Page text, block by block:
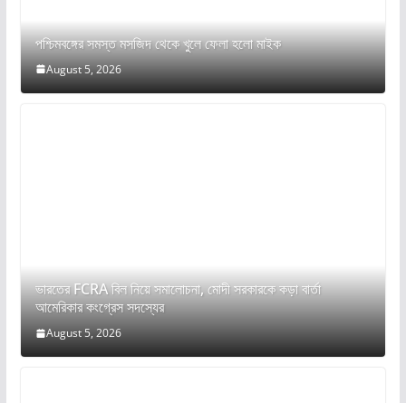
পশ্চিমবঙ্গের সমস্ত মসজিদ থেকে খুলে ফেলা হলো মাইক
August 5, 2026
ভারতের FCRA বিল নিয়ে সমালোচনা, মোদী সরকারকে কড়া বার্তা
আমেরিকার কংগ্রেস সদস্যের
August 5, 2026